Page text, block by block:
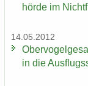
hör­de im
14.05.2012
in die